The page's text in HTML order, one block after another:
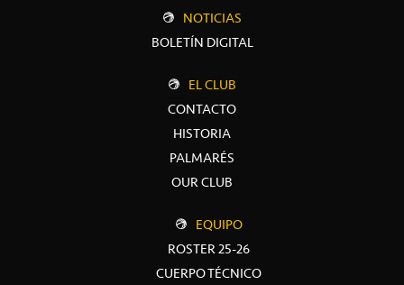
NOTICIAS
BOLETÍN DIGITAL
EL CLUB
CONTACTO
HISTORIA
PALMARÉS
OUR CLUB
EQUIPO
ROSTER 25-26
CUERPO TÉCNICO